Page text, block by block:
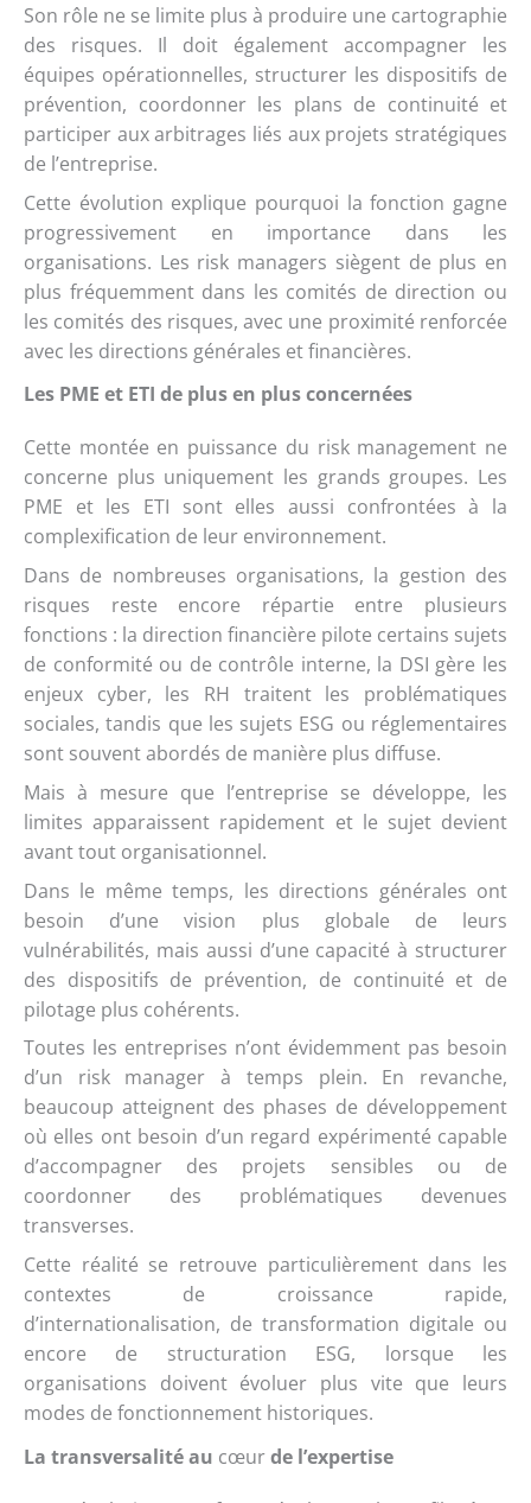
Son rôle ne se limite plus à produire une cartographie
des risques. Il doit également accompagner les
équipes opérationnelles, structurer les dispositifs de
prévention, coordonner les plans de continuité et
participer aux arbitrages liés aux projets stratégiques
de l’entreprise.
Cette évolution explique pourquoi la fonction gagne
progressivement en importance dans les
organisations. Les risk managers siègent de plus en
plus fréquemment dans les comités de direction ou
les comités des risques, avec une proximité renforcée
avec les directions générales et financières.
Les PME et ETI de plus en plus concernées
Cette montée en puissance du risk management ne
concerne plus uniquement les grands groupes. Les
PME et les ETI sont elles aussi confrontées à la
complexification de leur environnement.
Dans de nombreuses organisations, la gestion des
risques reste encore répartie entre plusieurs
fonctions : la direction financière pilote certains sujets
de conformité ou de contrôle interne, la DSI gère les
enjeux cyber, les RH traitent les problématiques
sociales, tandis que les sujets ESG ou réglementaires
sont souvent abordés de manière plus diffuse.
Mais à mesure que l’entreprise se développe, les
limites apparaissent rapidement et le sujet devient
avant tout organisationnel.
Dans le même temps, les directions générales ont
besoin d’une vision plus globale de leurs
vulnérabilités, mais aussi d’une capacité à structurer
des dispositifs de prévention, de continuité et de
pilotage plus cohérents.
Toutes les entreprises n’ont évidemment pas besoin
d’un risk manager à temps plein. En revanche,
beaucoup atteignent des phases de développement
où elles ont besoin d’un regard expérimenté capable
d’accompagner des projets sensibles ou de
coordonner des problématiques devenues
transverses.
Cette réalité se retrouve particulièrement dans les
contextes de croissance rapide,
d’internationalisation, de transformation digitale ou
encore de structuration ESG, lorsque les
organisations doivent évoluer plus vite que leurs
modes de fonctionnement historiques.
La transversalité au cœurde l’expertise